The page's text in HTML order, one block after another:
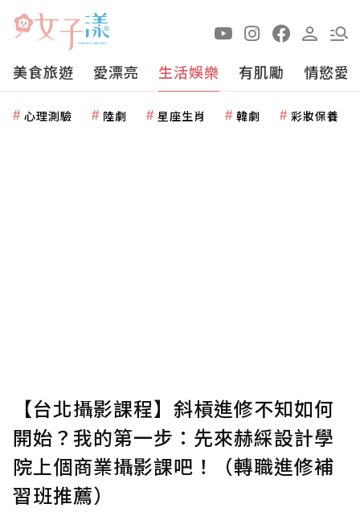
美食旅遊 愛漂亮 生活娛樂 有肌勵 情慾愛
心理測驗 陸劇 星座生肖 韓劇 彩妝保養
【台北攝影課程】斜槓進修不知如何
開始？我的第一步：先來赫綵設計學
院上個商業攝影課吧！（轉職進修補
習班推薦）